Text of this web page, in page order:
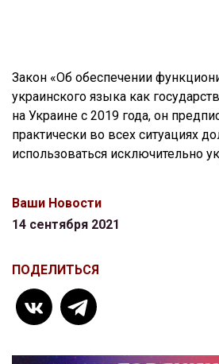
Закон «Об обеспечении
украинского языка как
на Украине с 2019 года, он
практически во всех ситуациях
использоваться исключительно
Ваши Новости
14 сентября 2021
ПОДЕЛИТЬСЯ